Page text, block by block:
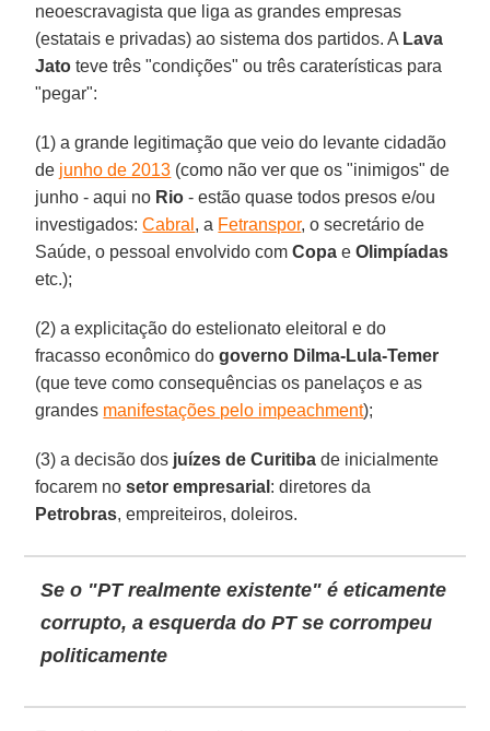
neoescravagista que liga as grandes empresas
(estatais e privadas) ao sistema dos partidos. A Lava
Jato teve três "condições" ou três caraterísticas para
"pegar":
(1) a grande legitimação que veio do levante cidadão
de junho de 2013 (como não ver que os "inimigos" de
junho - aqui no Rio - estão quase todos presos e/ou
investigados:Cabral , a Fetranspor, o secretário de
Saúde, o pessoal envolvido comCopa eOlimpíadas
etc.);
(2) a explicitação do estelionato eleitoral e do
fracasso econômico dogoverno Dilma-Lula-Temer
(que teve como consequências os panelaços e as
grandes manifestações pelo impeachment);
(3) a decisão dos juízes de Curitiba de inicialmente
focarem no setor empresarial : diretores da
Petrobras, empreiteiros, doleiros.
Se o "PT realmente existente" é eticamente
corrupto, a esquerda do PT se corrompeu
politicamente